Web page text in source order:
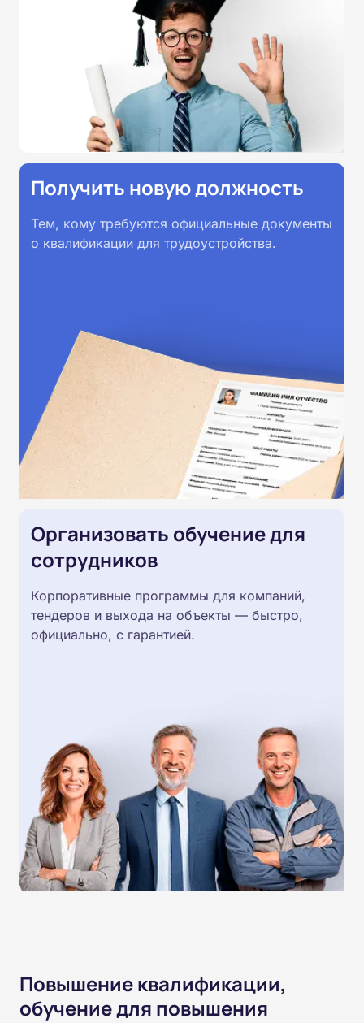
образовательными стандартами
профессионального образования.
Удостоверения и дипломы о
прохождении обучения
принимаются работодателями по
всей России.
Получить новую должность
Тем, кому требуются официальные документы
о квалификации для трудоустройства.
Организовать обучение для
сотрудников
Корпоративные программы для компаний,
тендеров и выхода на объекты — быстро,
официально, с гарантией.
Повышение квалификации,
обучение для повышения